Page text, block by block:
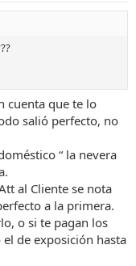
cuenta que te lo
salió perfecto, no
“ la nevera
al Cliente se nota
a la primera.
o si te pagan los
de exposición hasta